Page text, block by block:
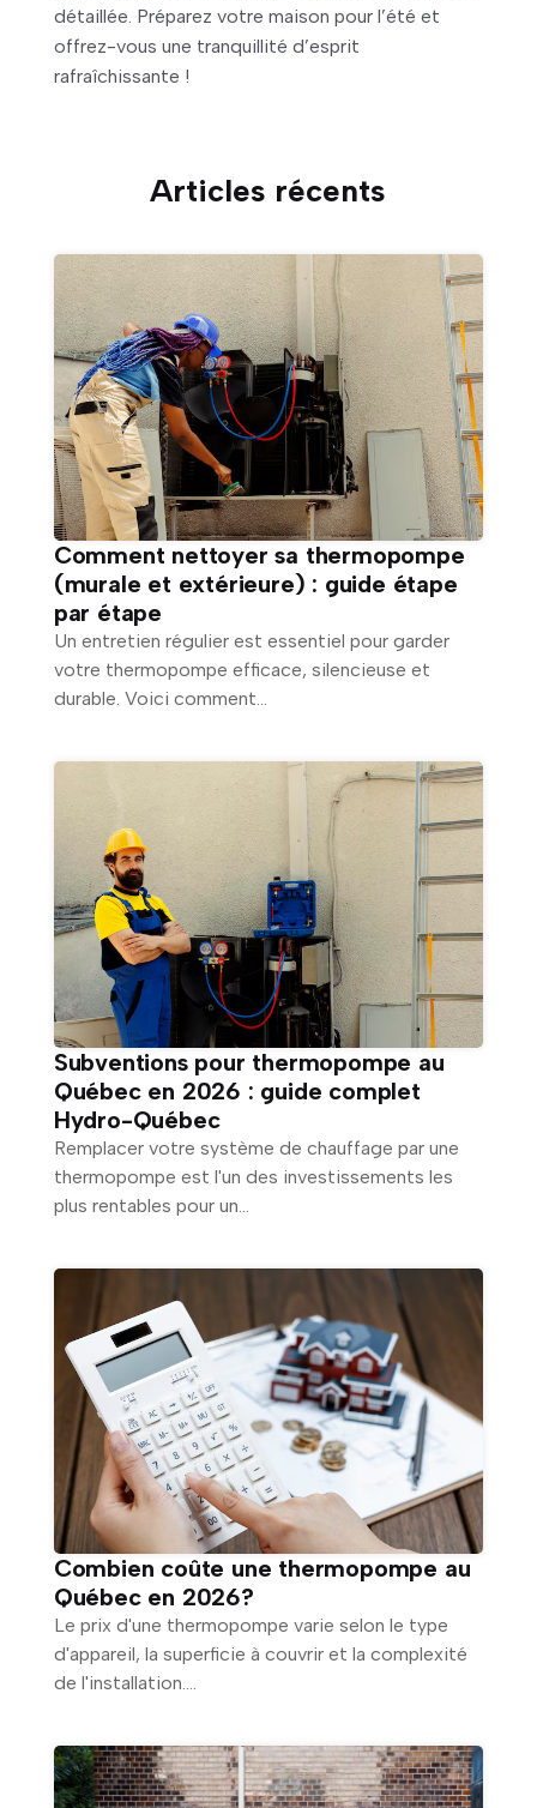
détaillée. Préparez votre maison pour l’été et
offrez-vous une tranquillité d’esprit
rafraîchissante !
Articles récents
Comment nettoyer sa thermopompe
(murale et extérieure) : guide étape
par étape
Un entretien régulier est essentiel pour garder
votre thermopompe efficace, silencieuse et
durable. Voici comment...
Subventions pour thermopompe au
Québec en 2026 : guide complet
Hydro-Québec
Remplacer votre système de chauffage par une
thermopompe est l'un des investissements les
plus rentables pour un...
Combien coûte une thermopompe au
Québec en 2026?
Le prix d'une thermopompe varie selon le type
d'appareil, la superficie à couvrir et la complexité
de l'installation....